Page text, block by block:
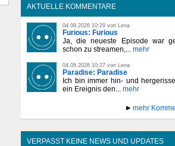
AKTUELLE KOMMENTARE
04.08.2026 10:29 von Lena
Furious: Furious
Ja, die neueste Episode war
schon zu streamen,... mehr
04.08.2026 10:27 von Lena
Paradise: Paradise
Ich bin immer hin- und
ein Ereignis den... mehr
mehr
VERPASST KEINE NEWS UND UPDATES